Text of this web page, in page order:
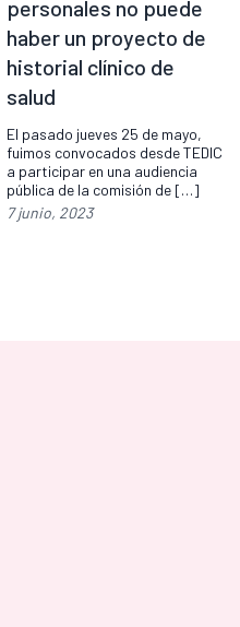
personales no puede
haber un proyecto de
historial clínico de
salud
El pasado jueves 25 de mayo,
fuimos convocados desde TEDIC
a participar en una audiencia
pública de la comisión de […]
7 junio, 2023